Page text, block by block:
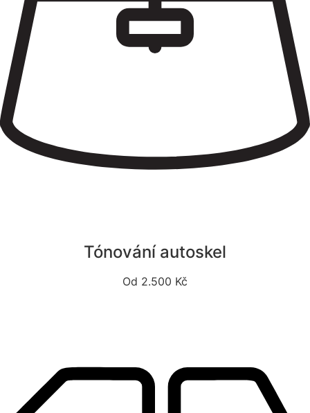
Tónování autoskel
Od 2.500 Kč